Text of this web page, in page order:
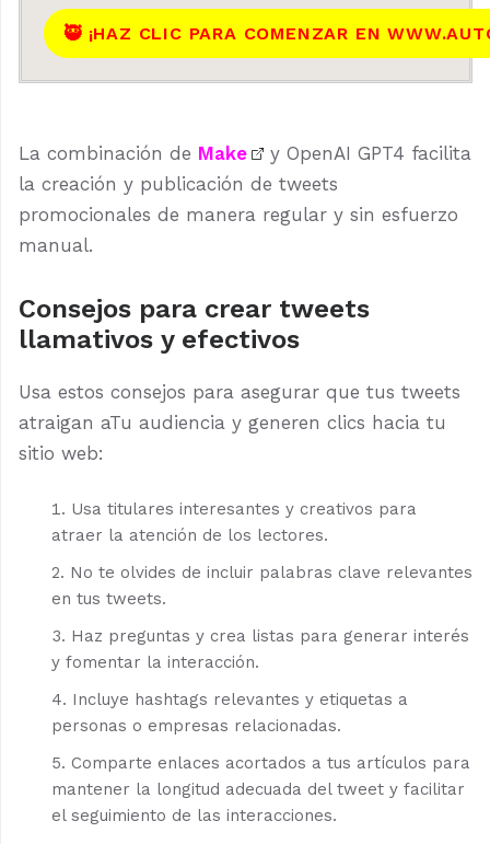
🥷 ¡HAZ CLIC PARA COMENZAR EN
La combinación de Make
y OpenAI GPT4 facilita
la creación y publicación de tweets
promocionales de manera regular y sin esfuerzo
manual.
Consejos para crear tweets
llamativos y efectivos
Usa estos consejos para asegurar que tus tweets
atraigan aTu audiencia y generen clics hacia tu
sitio web:
Usa titulares interesantes y creativos para
atraer la atención de los lectores.
No te olvides de incluir palabras clave relevantes
en tus tweets.
Haz preguntas y crea listas para generar interés
y fomentar la interacción.
Incluye hashtags relevantes y etiquetas a
personas o empresas relacionadas.
Comparte enlaces acortados a tus artículos para
mantener la longitud adecuada del tweet y facilitar
el seguimiento de las interacciones.